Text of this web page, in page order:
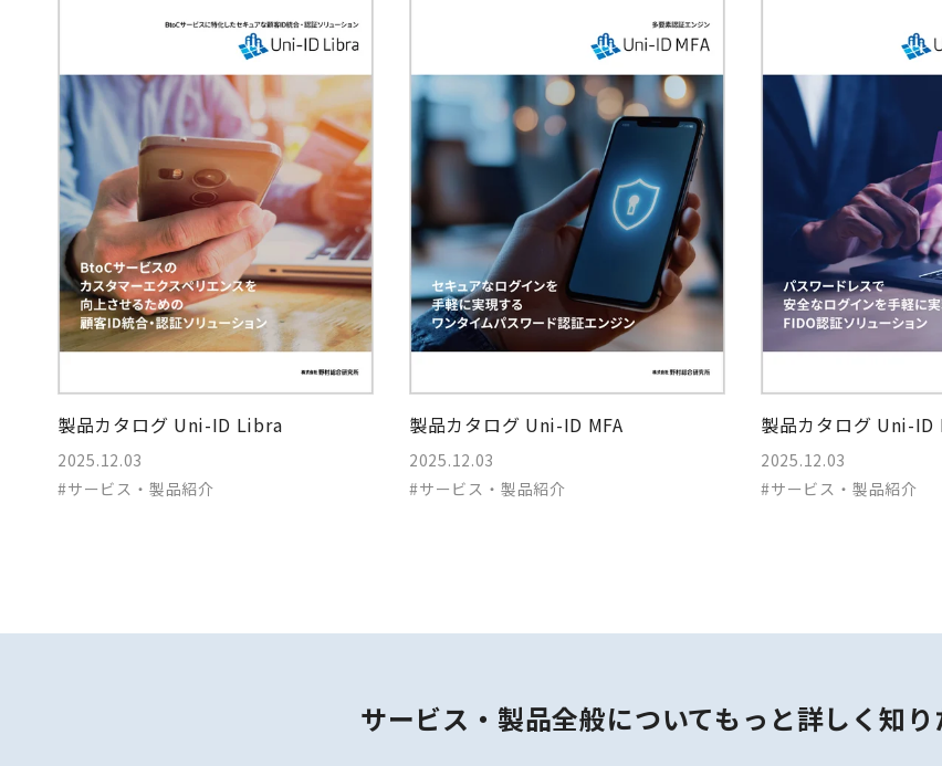
製品カタログ Uni-ID Libra
2025.12.03
#サービス・製品紹介
製品カタログ Uni-ID MFA
2025.12.03
#サービス・製品紹介
製品カタログ Uni-ID
2025.12.03
#サービス・製品紹介
サービス・製品全般についてもっと詳しく知